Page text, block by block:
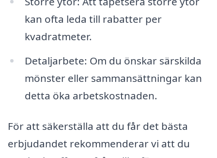
kan ofta leda till rabatter per
kvadratmeter.
Detaljarbete: Om du önskar särskilda
mönster eller sammansättningar kan
detta öka arbetskostnaden.
För att säkerställa att du får det bästa
erbjudandet rekommenderar vi att du